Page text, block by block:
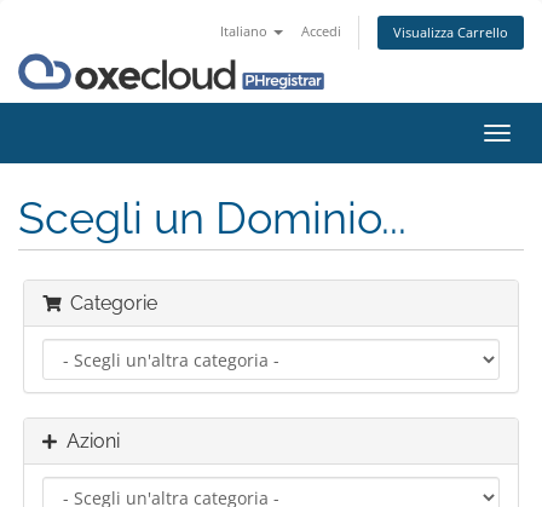
Italiano Accedi Visualizza Carrello
Attiva
Scegli un Dominio...
Categorie
Azioni